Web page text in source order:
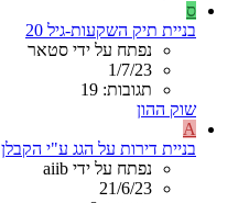
ס
בניית תיק השקעות-גיל 20
נפתח על ידי סטאר
1/7/23
תגובות: 19
שוק ההון
A
בניית דירות על הגג ע"י הקבלן
נפתח על ידי aiib
21/6/23